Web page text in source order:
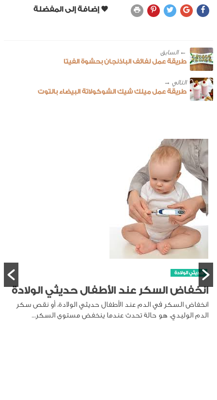
← ‎السابق
طريقة عمل لفائف الباذنجان بحشوة الفيتا
طريقة عمل ميلك شيك الشوكولاتة البيضاء بالتوت
حديثي الولادة
انخفاض السكر عند الأطفال حديثي الولادة
انخفاض السكر في الدم عند الأطفال حديثي الولادة، أو نقص سكر
الدم الوليدي، هو حالة تحدث عندما ينخفض مستوى السكر...